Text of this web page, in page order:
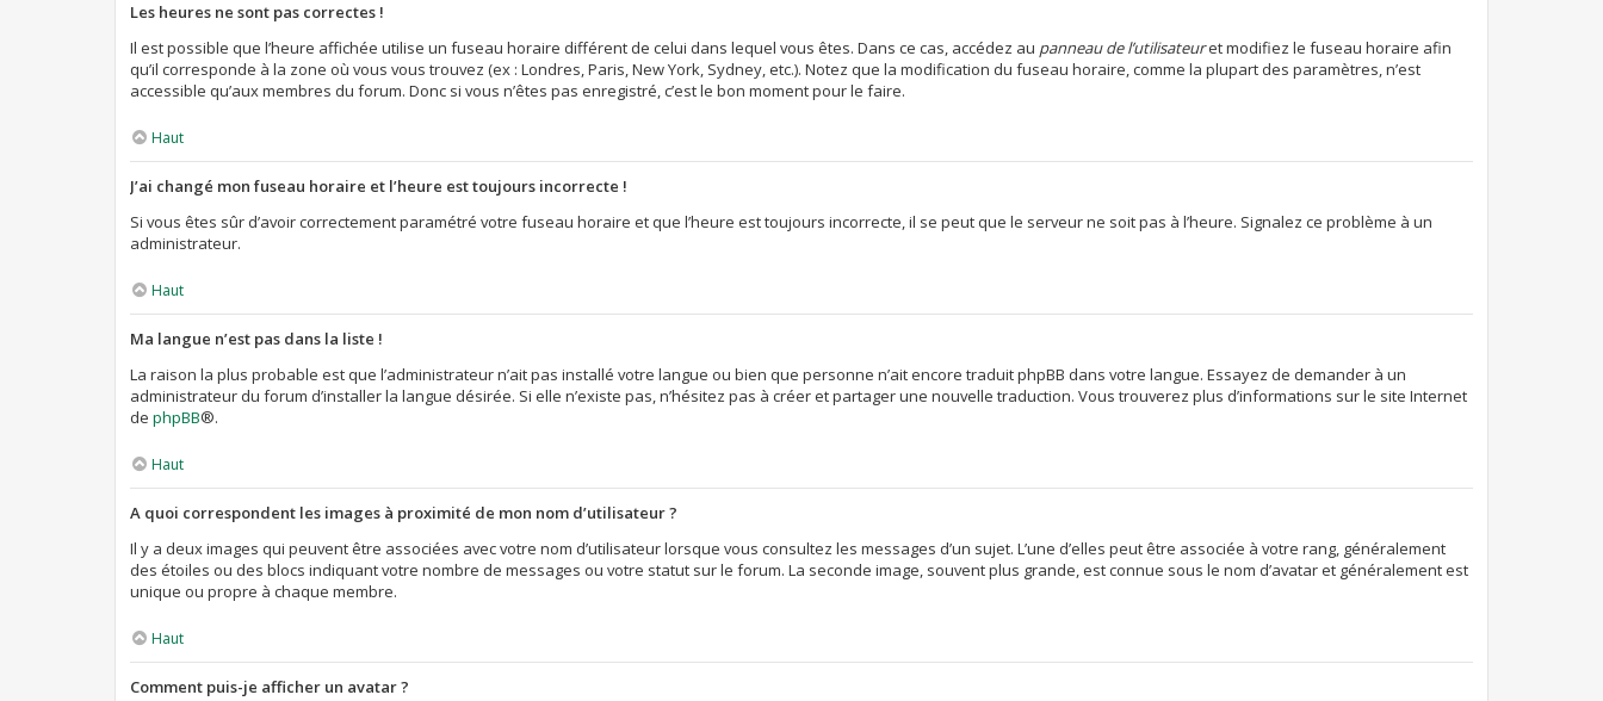
Les heures ne sont pas correctes !
Il est possible que l’heure affichée utilise un fuseau horaire différent de celui dans lequel vous êtes. Dans ce cas, accédez au panneau de l’utilisateuret modifiez le fuseau horaire afin
qu’il corresponde à la zone où vous vous trouvez (ex : Londres, Paris, New York, Sydney, etc.). Notez que la modification du fuseau horaire, comme la plupart des paramètres, n’est
accessible qu’aux membres du forum. Donc si vous n’êtes pas enregistré, c’est le bon moment pour le faire.
Haut
J’ai changé mon fuseau horaire et l’heure est toujours incorrecte !
Si vous êtes sûr d’avoir correctement paramétré votre fuseau horaire et que l’heure est toujours incorrecte, il se peut que le serveur ne soit pas à l’heure. Signalez ce problème à un
administrateur.
Haut
Ma langue n’est pas dans la liste !
La raison la plus probable est que l’administrateur n’ait pas installé votre langue ou bien que personne n’ait encore traduit phpBB dans votre langue. Essayez de demander à un
administrateur du forum d’installer la langue désirée. Si elle n’existe pas, n’hésitez pas à créer et partager une nouvelle traduction. Vous trouverez plus d’informations sur le site Internet
de phpBB®.
Haut
A quoi correspondent les images à proximité de mon nom d’utilisateur ?
Il y a deux images qui peuvent être associées avec votre nom d’utilisateur lorsque vous consultez les messages d’un sujet. L’une d’elles peut être associée à votre rang, généralement
des étoiles ou des blocs indiquant votre nombre de messages ou votre statut sur le forum. La seconde image, souvent plus grande, est connue sous le nom d’avatar et généralement est
unique ou propre à chaque membre.
Haut
Comment puis-je afficher un avatar ?